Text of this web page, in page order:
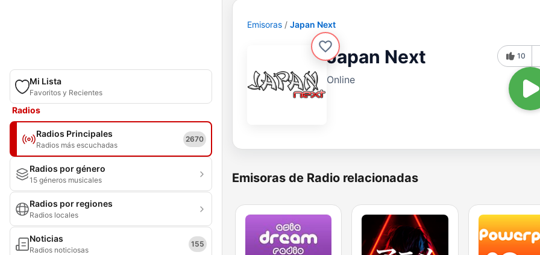
Mi Lista
Favoritos y Recientes
Radios
Radios Principales
Radios más escuchadas
2670
Radios por género
15 géneros musicales
Radios por regiones
Radios locales
Noticias
Radios noticiosas
155
Emisoras Japan Next
Japan Next
Online
10
Emisoras de Radio relacionadas